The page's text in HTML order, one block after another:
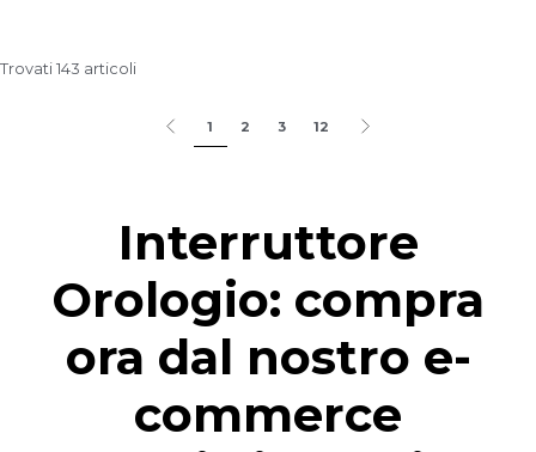
Trovati 143 articoli
1 2 3 12
Interruttore
Orologio: compra
ora dal nostro e-
commerce